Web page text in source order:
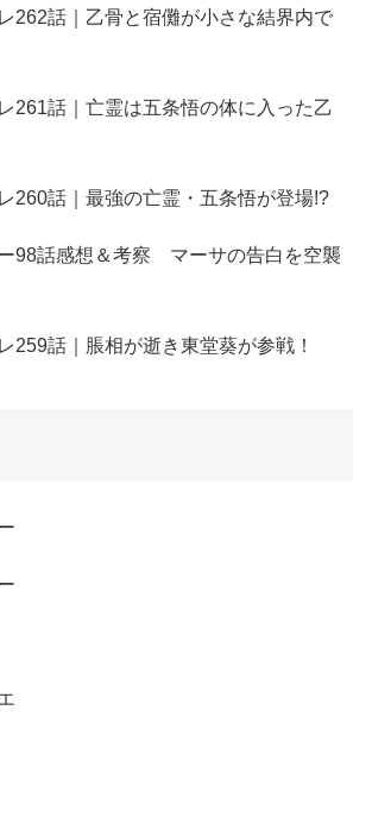
262話｜乙骨と宿儺が小さな結界内で
261話｜亡霊は五条悟の体に入った乙
260話｜最強の亡霊・五条悟が登場!?
98話感想＆考察 マーサの告白を空襲
259話｜脹相が逝き東堂葵が参戦！